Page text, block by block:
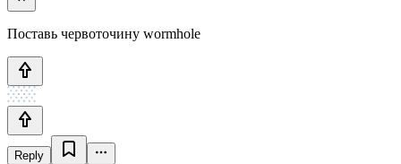
Поставь червоточину wormhole
Reply